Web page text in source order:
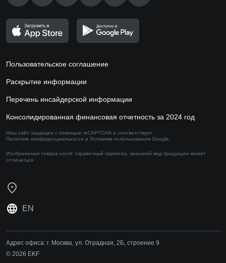
Пользовательское соглашение
Раскрытие информации
Перечень инсайдерской информации
Консолидированная финансовая отчетность за 2024 год
Наш сайт защищен с помощью reCAPTCHA и соответствует
Политике конфиденциальности и Условиям использования Google.
Изображения товара носят справочный характер, внешний вид продукции может
отличаться
EN
Адрес офиса: г. Москва, ул. Отрадная, 2Б, строение 9
© 2026 EKF